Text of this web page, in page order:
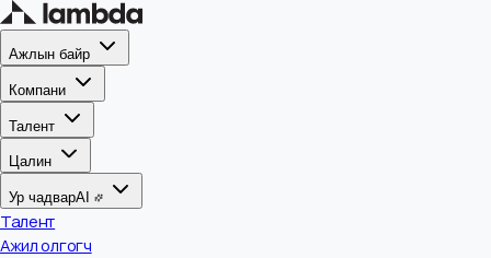
Ажлын байр
Компани
Талент
Цалин
Ур чадварAI
Талент
Ажил олгогч